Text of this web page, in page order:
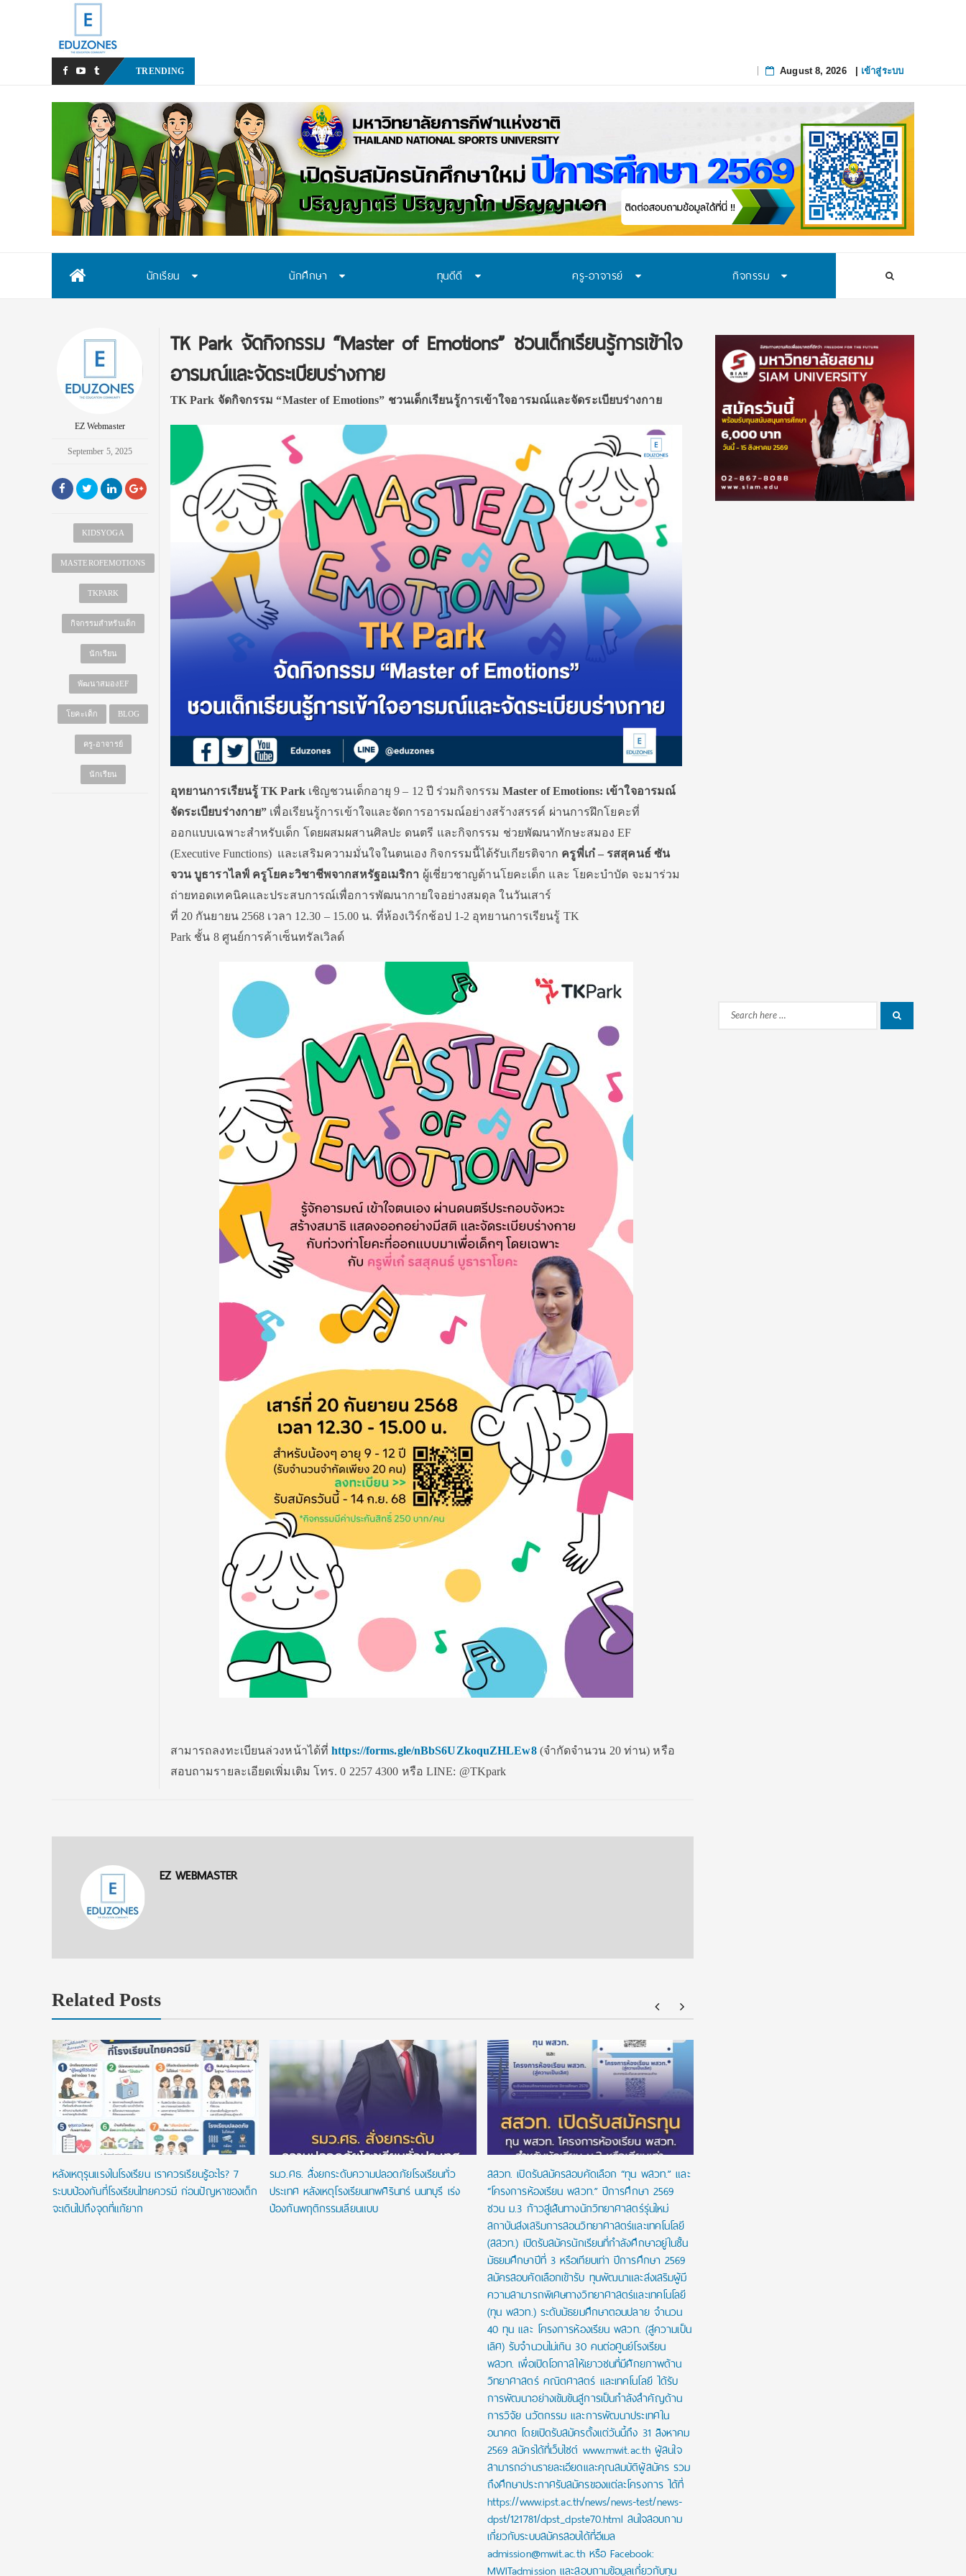
TRENDING August 8, 2026| เข้าสู่ระบบ
นักเรียน นักศึกษา ทุนดีดี ครู-อาจารย์ กิจกรรม
EZ Webmaster
September 5, 2025
KIDSYOGA
MASTEROFEMOTIONS
TKPARK
กิจกรรมสำหรับเด็ก
นักเรียน
พัฒนาสมองEF
โยคะเด็ก BLOG
ครู-อาจารย์
นักเรียน
TK Park จัดกิจกรรม “Master of Emotions” ชวนเด็กเรียนรู้การเข้าใจ
อารมณ์และจัดระเบียบร่างกาย
TK Park จัดกิจกรรม “Master of Emotions” ชวนเด็กเรียนรู้การเข้าใจอารมณ์และจัดระเบียบร่างกาย
อุทยานการเรียนรู้TK Parkเชิญชวนเด็กอายุ 9 – 12 ปี ร่วมกิจกรรมMaster of Emotions: เข้าใจอารมณ์
จัดระเบียบร่างกาย” เพื่อเรียนรู้การเข้าใจและจัดการอารมณ์อย่างสร้างสรรค์ ผ่านการฝึกโยคะที่
ออกแบบเฉพาะสำหรับเด็ก โดยผสมผสานศิลปะ ดนตรี และกิจกรรม ช่วยพัฒนาทักษะสมอง EF
(Executive Functions) และเสริมความมั่นใจในตนเอง กิจกรรมนี้ได้รับเกียรติจาก ครูพี่เก๋ – รสสุคนธ์ ซัน
จวน บูธาราไลฟ์ ครูโยคะวิชาชีพจากสหรัฐอเมริกา ผู้เชี่ยวชาญด้านโยคะเด็ก และ โยคะบำบัด จะมาร่วม
ถ่ายทอดเทคนิคและประสบการณ์เพื่อการพัฒนากายใจอย่างสมดุล ในวันเสาร์
ที่ 20 กันยายน 2568 เวลา 12.30 – 15.00 น. ที่ห้องเวิร์กช้อป 1-2 อุทยานการเรียนรู้ TK
Park ชั้น 8 ศูนย์การค้าเซ็นทรัลเวิลด์
สามารถลงทะเบียนล่วงหน้าได้ที่https://forms.gle/nBbS6UZkoquZHLEw8(จำกัดจำนวน 20 ท่าน) หรือ
สอบถามรายละเอียดเพิ่มเติม โทร. 0 2257 4300 หรือ LINE: @TKpark
EZ WEBMASTER
Related Posts
หลังเหตุรุนแรงในโรงเรียน เราควรเรียนรู้อะไร? 7
ระบบป้องกันที่โรงเรียนไทยควรมี ก่อนปัญหาของเด็ก
จะเดินไปถึงจุดที่แก้ยาก
รมว.ศธ. สั่งยกระดับความปลอดภัยโรงเรียนทั่ว
ประเทศ หลังเหตุโรงเรียนเทพศิรินทร์ นนทบุรี เร่ง
ป้องกันพฤติกรรมเลียนแบบ
สสวท. เปิดรับสมัครสอบคัดเลือก “ทุน พสวท.” และ
“โครงการห้องเรียน พสวท.” ปีการศึกษา 2569
ชวน ม.3 ก้าวสู่เส้นทางนักวิทยาศาสตร์รุ่นใหม่
สถาบันส่งเสริมการสอนวิทยาศาสตร์และเทคโนโลยี
(สสวท.) เปิดรับสมัครนักเรียนที่กำลังศึกษาอยู่ในชั้น
มัธยมศึกษาปีที่ 3 หรือเทียบเท่า ปีการศึกษา 2569
สมัครสอบคัดเลือกเข้ารับ ทุนพัฒนาและส่งเสริมผู้มี
ความสามารถพิเศษทางวิทยาศาสตร์และเทคโนโลยี
(ทุน พสวท.) ระดับมัธยมศึกษาตอนปลาย จำนวน
40 ทุน และ โครงการห้องเรียน พสวท. (สู่ความเป็น
เลิศ) รับจำนวนไม่เกิน 30 คนต่อศูนย์โรงเรียน
พสวท. เพื่อเปิดโอกาสให้เยาวชนที่มีศักยภาพด้าน
วิทยาศาสตร์ คณิตศาสตร์ และเทคโนโลยี ได้รับ
การพัฒนาอย่างเข้มข้นสู่การเป็นกำลังสำคัญด้าน
การวิจัย นวัตกรรม และการพัฒนาประเทศใน
อนาคต โดยเปิดรับสมัครตั้งแต่วันนี้ถึง 31 สิงหาคม
2569 สมัครได้ที่เว็บไซต์ www.mwit.ac.th ผู้สนใจ
สามารถอ่านรายละเอียดและคุณสมบัติผู้สมัคร รวม
ถึงศึกษาประกาศรับสมัครของแต่ละโครงการ ได้ที่
https://www.ipst.ac.th/news/news-test/news-
dpst/121781/dpst_dpste70.html สนใจสอบถาม
เกี่ยวกับระบบสมัครสอบได้ที่อีเมล
admission@mwit.ac.th หรือ Facebook:
MWITadmission และสอบถามข้อมูลเกี่ยวกับทุน
Search